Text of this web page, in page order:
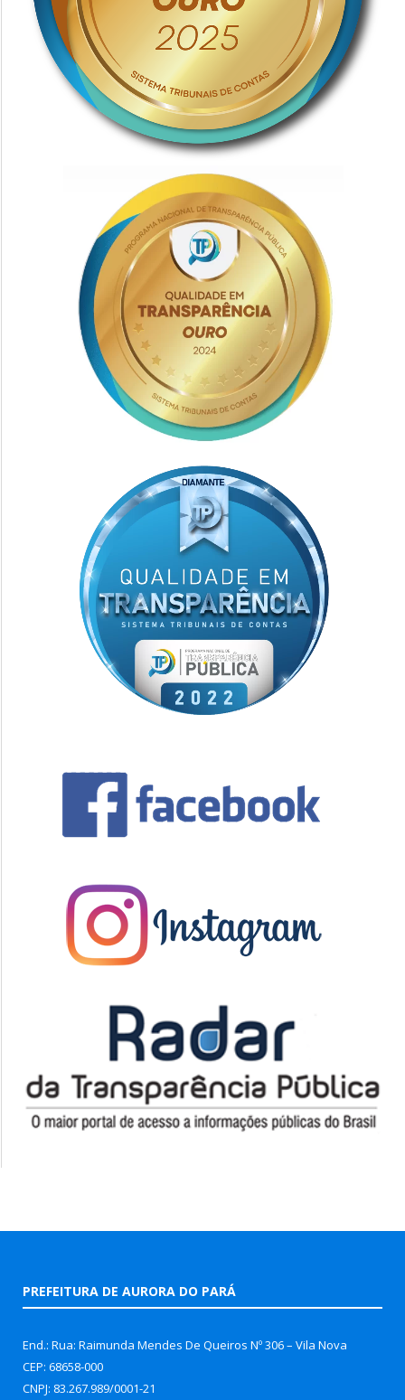
PREFEITURA DE AURORA DO PARÁ
End.: Rua: Raimunda Mendes De Queiros Nº 306 – Vila Nova
CEP: 68658-000
CNPJ: 83.267.989/0001-21